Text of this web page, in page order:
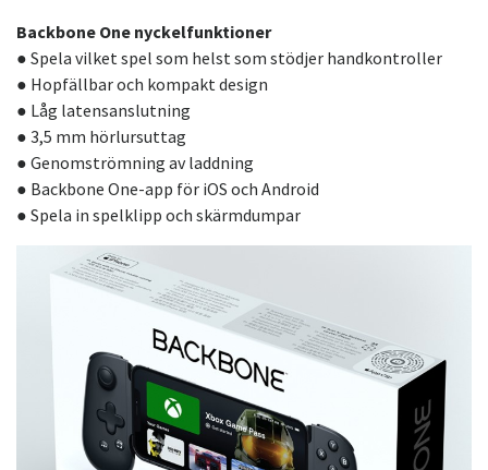
Backbone One nyckelfunktioner
● Spela vilket spel som helst som stödjer handkontroller
● Hopfällbar och kompakt design
● Låg latensanslutning
● 3,5 mm hörlursuttag
● Genomströmning av laddning
● Backbone One-app för iOS och Android
● Spela in spelklipp och skärmdumpar